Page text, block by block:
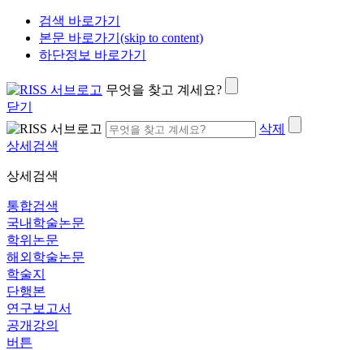
검색 바로가기
본문 바로가기(skip to content)
하단정보 바로가기
무엇을 찾고 계세요?
닫기
삭제
상세검색
상세검색
통합검색
국내학술논문
학위논문
해외학술논문
학술지
단행본
연구보고서
공개강의
버튼